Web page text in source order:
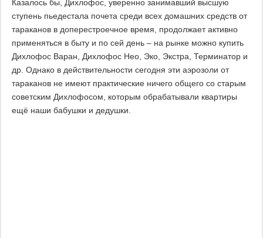
Казалось бы, Дихлофос, уверенно занимавший высшую
ступень пьедестала почета среди всех домашних средств от
тараканов в доперестроечное время, продолжает активно
применяться в быту и по сей день – на рынке можно купить
Дихлофос Варан, Дихлофос Нео, Эко, Экстра, Терминатор и
др. Однако в действительности сегодня эти аэрозоли от
тараканов не имеют практические ничего общего со старым
советским Дихлофосом, которым обрабатывали квартиры
ещё наши бабушки и дедушки.